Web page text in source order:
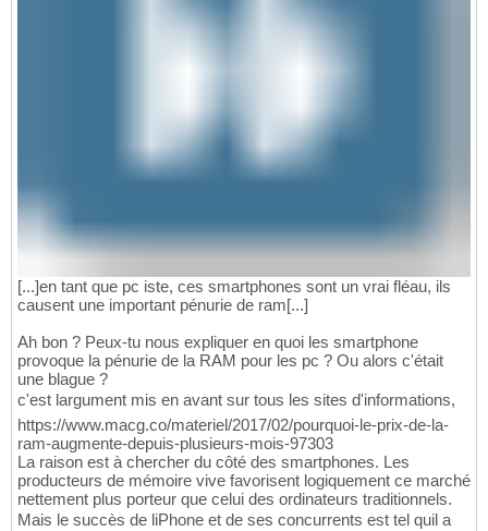
[...]en tant que pc iste, ces smartphones sont un vrai fléau, ils
causent une important pénurie de ram[...]
Ah bon ? Peux-tu nous expliquer en quoi les smartphone
provoque la pénurie de la RAM pour les pc ? Ou alors c'était
une blague ?
c'est largument mis en avant sur tous les sites d'informations,
https://www.macg.co/materiel/2017/02/pourquoi-le-prix-de-la-
ram-augmente-depuis-plusieurs-mois-97303
La raison est à chercher du côté des smartphones. Les
producteurs de mémoire vive favorisent logiquement ce marché
nettement plus porteur que celui des ordinateurs traditionnels.
Mais le succès de liPhone et de ses concurrents est tel quil a